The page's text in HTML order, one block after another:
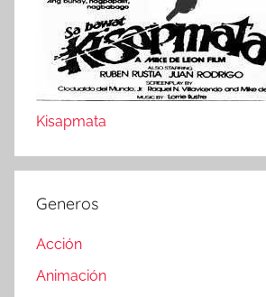
Kisapmata
Generos
Acción
Animación